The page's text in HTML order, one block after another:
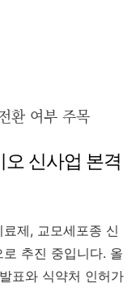
환 여부 주목
신사업 본격
제, 교모세포종 신
추진 중입니다. 올
표와 식약처 인허가